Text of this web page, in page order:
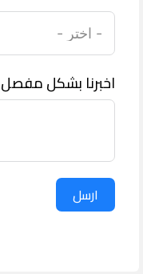
اخبرنا بشكل مفصل
ارسل